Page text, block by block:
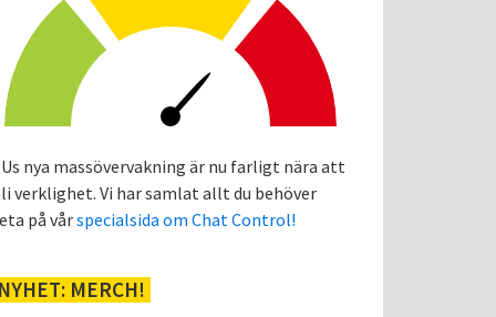
nya massövervakning är nu farligt nära att
verklighet. Vi har samlat allt du behöver
på vårspecialsida om Chat Control!
NYHET: MERCH!